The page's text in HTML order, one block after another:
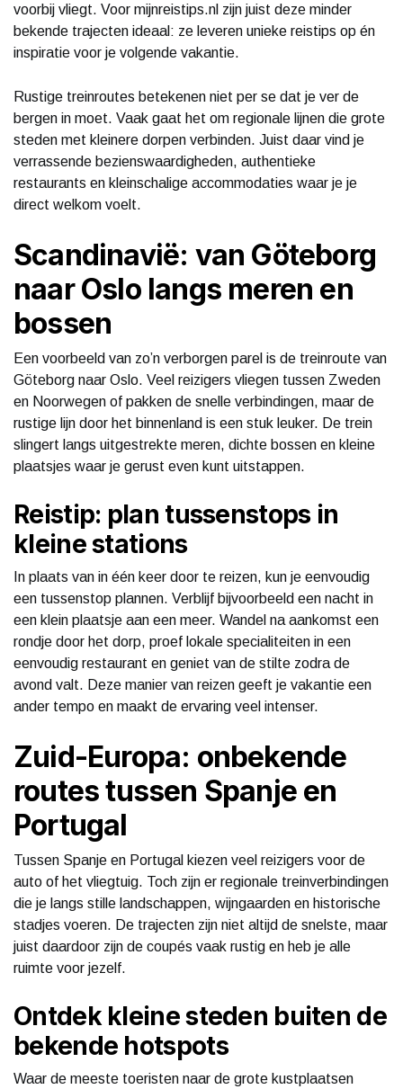
voorbij vliegt. Voor mijnreistips.nl zijn juist deze minder
bekende trajecten ideaal: ze leveren unieke reistips op én
inspiratie voor je volgende vakantie.
Rustige treinroutes betekenen niet per se dat je ver de
bergen in moet. Vaak gaat het om regionale lijnen die grote
steden met kleinere dorpen verbinden. Juist daar vind je
verrassende bezienswaardigheden, authentieke
restaurants en kleinschalige accommodaties waar je je
direct welkom voelt.
Scandinavië: van Göteborg
naar Oslo langs meren en
bossen
Een voorbeeld van zo’n verborgen parel is de treinroute van
Göteborg naar Oslo. Veel reizigers vliegen tussen Zweden
en Noorwegen of pakken de snelle verbindingen, maar de
rustige lijn door het binnenland is een stuk leuker. De trein
slingert langs uitgestrekte meren, dichte bossen en kleine
plaatsjes waar je gerust even kunt uitstappen.
Reistip: plan tussenstops in
kleine stations
In plaats van in één keer door te reizen, kun je eenvoudig
een tussenstop plannen. Verblijf bijvoorbeeld een nacht in
een klein plaatsje aan een meer. Wandel na aankomst een
rondje door het dorp, proef lokale specialiteiten in een
eenvoudig restaurant en geniet van de stilte zodra de
avond valt. Deze manier van reizen geeft je vakantie een
ander tempo en maakt de ervaring veel intenser.
Zuid-Europa: onbekende
routes tussen Spanje en
Portugal
Tussen Spanje en Portugal kiezen veel reizigers voor de
auto of het vliegtuig. Toch zijn er regionale treinverbindingen
die je langs stille landschappen, wijngaarden en historische
stadjes voeren. De trajecten zijn niet altijd de snelste, maar
juist daardoor zijn de coupés vaak rustig en heb je alle
ruimte voor jezelf.
Ontdek kleine steden buiten de
bekende hotspots
Waar de meeste toeristen naar de grote kustplaatsen